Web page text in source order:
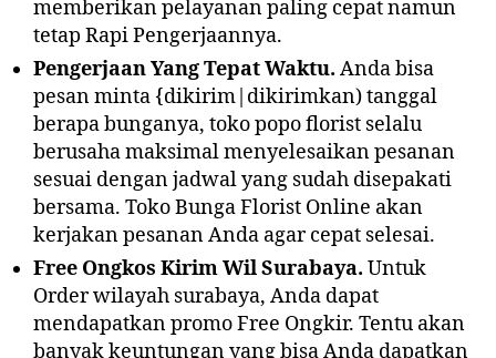
memberikan pelayanan paling cepat namun
tetap Rapi Pengerjaannya.
Pengerjaan Yang Tepat Waktu. Anda bisa
pesan minta {dikirim|dikirimkan) tanggal
berapa bunganya, toko popo florist selalu
berusaha maksimal menyelesaikan pesanan
sesuai dengan jadwal yang sudah disepakati
bersama. Toko Bunga Florist Online akan
kerjakan pesanan Anda agar cepat selesai.
Free Ongkos Kirim Wil Surabaya. Untuk
Order wilayah surabaya, Anda dapat
mendapatkan promo Free Ongkir. Tentu akan
banyak keuntungan yang bisa Anda dapatkan